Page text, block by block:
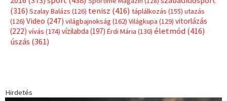
Címkék
(181)Jégkorong(148)kajakkenu(138)karate(168)kickbox(204)